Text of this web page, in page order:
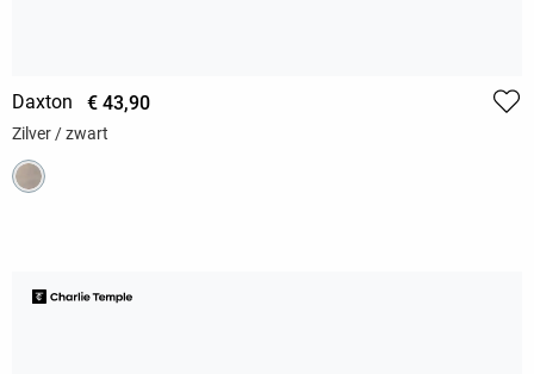
Daxton € 43,90
Zilver / zwart